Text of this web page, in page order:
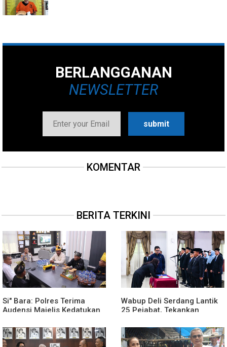
BERLANGGANAN
NEWSLETTER
KOMENTAR
BERITA TERKINI
Si" Bara: Polres Terima
Audensi Majelis Kedatukan
Wabup Deli Serdang Lantik
25 Pejabat, Tekankan
Cepat dan Humanis